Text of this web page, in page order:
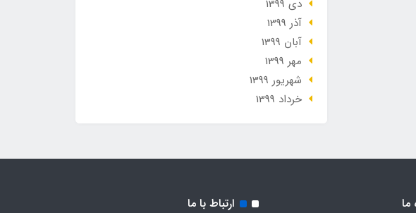
دی 1399
آذر 1399
آبان 1399
مهر 1399
شهریور 1399
خرداد 1399
ما ارتباط با ما